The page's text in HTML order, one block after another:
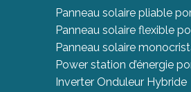
Panneau solaire pliable
Panneau solaire flexible
Panneau solaire
Power station d’énergie
Inverter Onduleur Hybride